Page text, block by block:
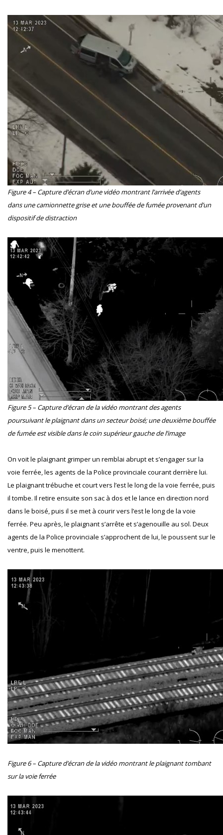
Figure 4 – Capture d’écran d’une vidéo montrant l’arrivée d’agents
dans une camionnette grise et une bouffée de fumée provenant d’un
dispositif de distraction
Figure 5 – Capture d’écran de la vidéo montrant des agents
poursuivant le plaignant dans un secteur boisé; une deuxième bouffée
de fumée est visible dans le coin supérieur gauche de l’image
On voit le plaignant grimper un remblai abrupt et s’engager sur la
voie ferrée, les agents de la Police provinciale courant derrière lui.
Le plaignant trébuche et court vers l’est le long de la voie ferrée, puis
il tombe. Il retire ensuite son sac à dos et le lance en direction nord
dans le boisé, puis il se met à courir vers l’est le long de la voie
ferrée. Peu après, le plaignant s’arrête et s’agenouille au sol. Deux
agents de la Police provinciale s’approchent de lui, le poussent sur le
ventre, puis le menottent.
Figure 6 – Capture d’écran de la vidéo montrant le plaignant tombant
sur la voie ferrée